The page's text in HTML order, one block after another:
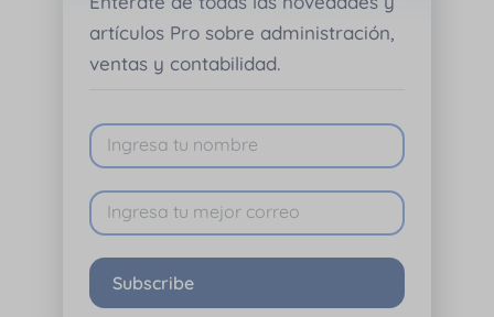
artículos Pro sobre administración,
ventas y contabilidad.
Subscribe